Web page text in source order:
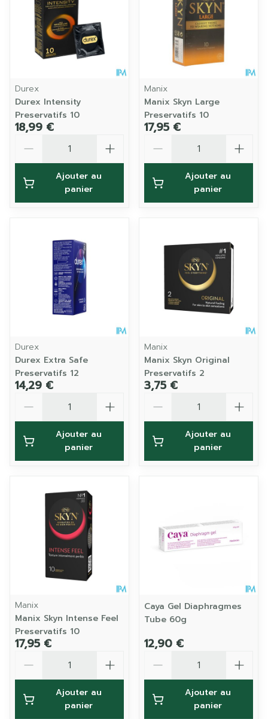
Durex
Durex Intensity
Preservatifs 10
18,99 €
Ajouter au
panier
Manix
Manix Skyn Large
Preservatifs 10
17,95 €
Ajouter au
panier
Durex
Durex Extra Safe
Preservatifs 12
14,29 €
Ajouter au
panier
Manix
Manix Skyn Original
Preservatifs 2
3,75 €
Ajouter au
panier
Manix
Manix Skyn Intense Feel
Preservatifs 10
17,95 €
Ajouter au
panier
Caya Gel Diaphragmes
Tube 60g
12,90 €
Ajouter au
panier